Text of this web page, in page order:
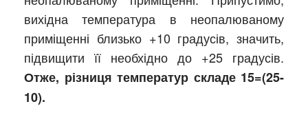
вихідна температура в неопалюваному
приміщенні близько +10 градусів, значить,
підвищити її необхідно до +25 градусів.
Отже, різниця температур складе 15=(25-
10).